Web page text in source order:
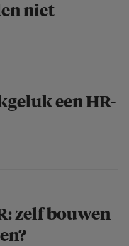
niet
een HR-
zelf bouwen